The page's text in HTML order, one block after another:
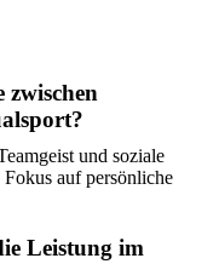
zwischen
und soziale
auf persönliche
Leistung im